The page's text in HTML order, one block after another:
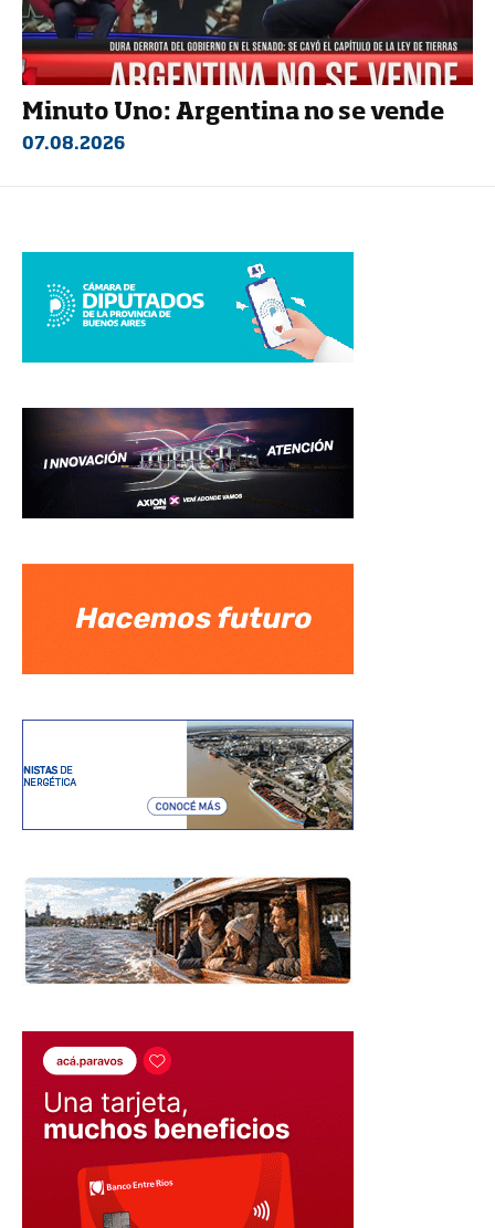
Minuto Uno: Argentina no se vende
07.08.2026